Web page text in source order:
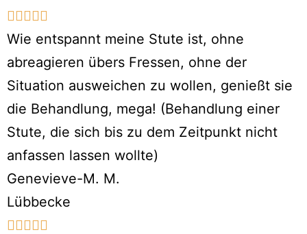

Wie entspannt meine Stute ist, ohne
abreagieren übers Fressen, ohne der
Situation ausweichen zu wollen, genießt sie
die Behandlung, mega! (Behandlung einer
Stute, die sich bis zu dem Zeitpunkt nicht
anfassen lassen wollte)
Genevieve-M. M.
Lübbecke
